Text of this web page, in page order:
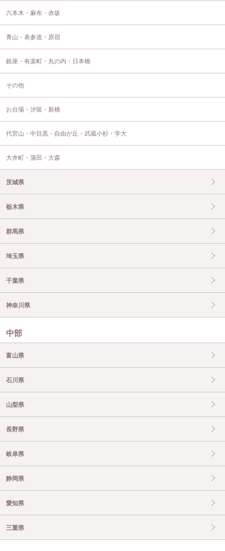
六本木・麻布・赤坂
青山・表参道・原宿
銀座・有楽町・丸の内・日本橋
その他
お台場・汐留・新橋
代官山・中目黒・自由が丘・武蔵小杉・学大
大井町・蒲田・大森
茨城県
栃木県
群馬県
埼玉県
千葉県
神奈川県
中部
富山県
石川県
山梨県
長野県
岐阜県
静岡県
愛知県
三重県